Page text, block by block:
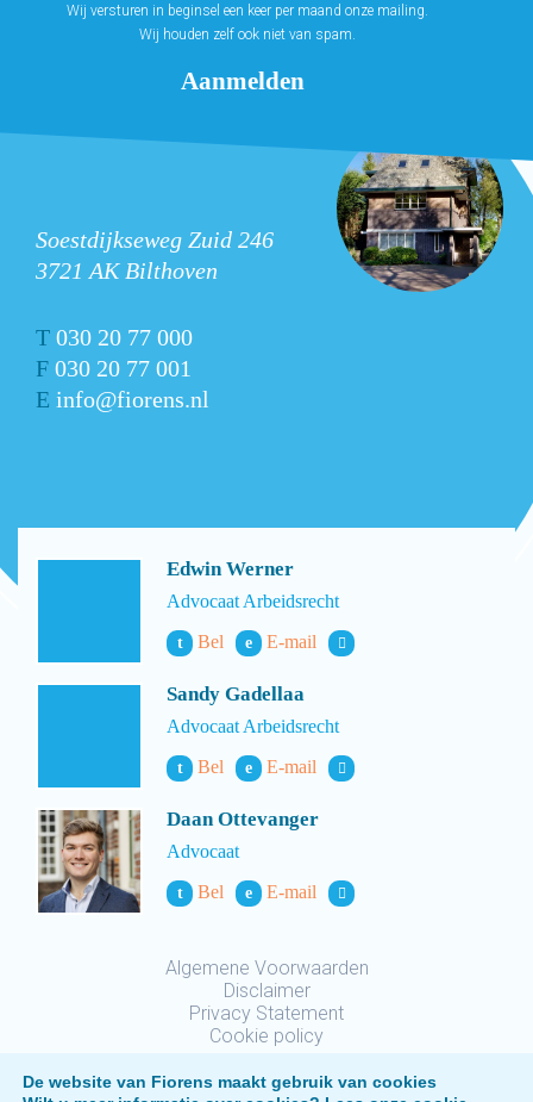
Wij versturen in beginsel een keer per maand onze mailing.
Wij houden zelf ook niet van spam.
Soestdijkseweg Zuid 246
3721 AK Bilthoven
T 030 20 77 000
F 030 20 77 001
E info@fiorens.nl
Edwin Werner
Advocaat Arbeidsrecht
t Bel e E-mail
Sandy Gadellaa
Advocaat Arbeidsrecht
t Bel e E-mail
Daan Ottevanger
Advocaat
t Bel e E-mail
Algemene Voorwaarden
Disclaimer
Privacy Statement
Cookie policy
De website van Fiorens maakt gebruik van cookies